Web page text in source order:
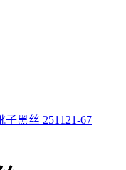
子黑丝 251121-67